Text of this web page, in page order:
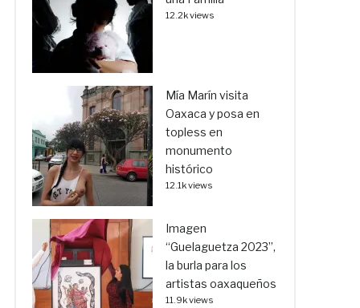
12.2k views
Mía Marín visita
Oaxaca y posa en
topless en
monumento
histórico
12.1k views
Imagen
“Guelaguetza 2023”,
la burla para los
artistas oaxaqueños
11.9k views